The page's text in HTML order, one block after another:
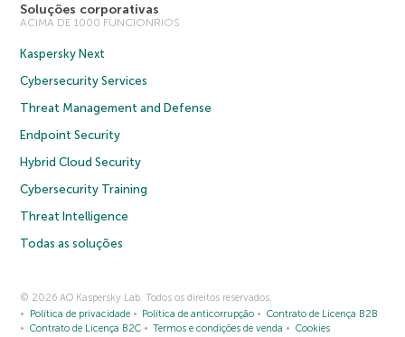
Soluções corporativas
ACIMA DE 1000 FUNCIONRIOS
Kaspersky Next
Cybersecurity Services
Threat Management and Defense
Endpoint Security
Hybrid Cloud Security
Cybersecurity Training
Threat Intelligence
Todas as soluções
© 2026 AO Kaspersky Lab. Todos os direitos reservados.
Política de privacidade
Política de anticorrupção
Contrato de Licença B2B
Contrato de Licença B2C
Termos e condições de venda Cookies